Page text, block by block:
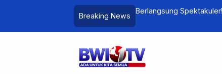
Breaking News
Berlangsung